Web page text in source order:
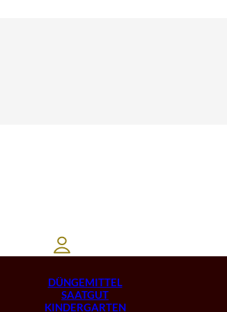
DÜNGEMITTEL
SAATGUT
KINDERGARTEN